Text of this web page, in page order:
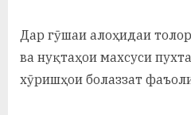
Дар гӯшаи алоҳидаи
ва нуқтаҳои махсуси
хӯришҳои болаззат